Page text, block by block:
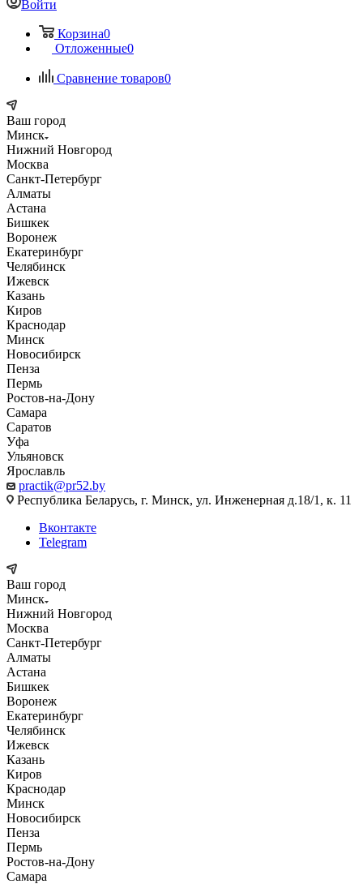
Войти
Корзина0
Отложенные0
Сравнение товаров0
Ваш город
Минск
Нижний Новгород
Москва
Санкт-Петербург
Алматы
Астана
Бишкек
Воронеж
Екатеринбург
Челябинск
Ижевск
Казань
Киров
Краснодар
Минск
Новосибирск
Пенза
Пермь
Ростов-на-Дону
Самара
Саратов
Уфа
Ульяновск
Ярославль
practik@pr52.by
Республика Беларусь, г. Минск, ул. Инженерная д.18/1, к. 11
Вконтакте
Telegram
Ваш город
Минск
Нижний Новгород
Москва
Санкт-Петербург
Алматы
Астана
Бишкек
Воронеж
Екатеринбург
Челябинск
Ижевск
Казань
Киров
Краснодар
Минск
Новосибирск
Пенза
Пермь
Ростов-на-Дону
Самара